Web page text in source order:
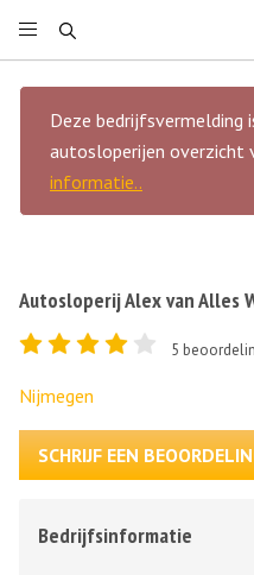
Deze bedrijfsvermelding
autosloperijen overzicht
informatie..
Autosloperij Alex van Alles
5
Nijmegen
SCHRIJF EEN
Bedrijfsinformatie